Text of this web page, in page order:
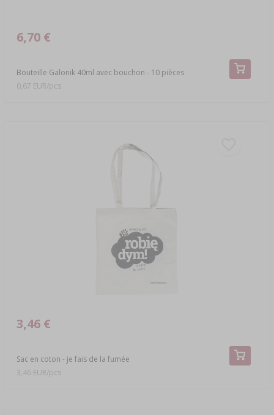
Bouteille Galonik 40ml avec bouchon - 10 pièces
6,70 €
0,67 EUR/pcs
Sac en coton - je fais de la fumée
3,46 €
3,46 EUR/pcs